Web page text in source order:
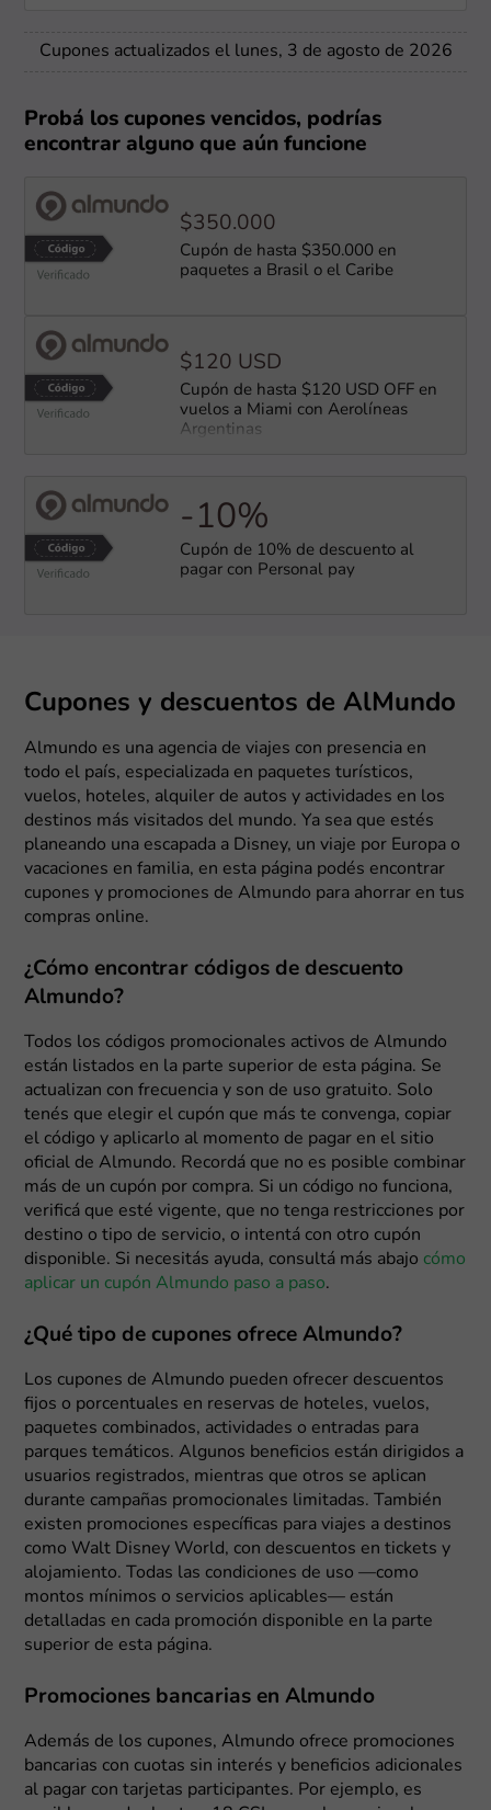
Cupones actualizados el lunes, 3 de agosto de 2026
Probá los cupones vencidos, podrías
encontrar alguno que aún funcione
$350.000
Cupón de hasta $350.000 en
paquetes a Brasil o el Caribe
$120 USD
Cupón de hasta $120 USD OFF en
vuelos a Miami con Aerolíneas
Argentinas
-10%
Cupón de 10% de descuento al
pagar con Personal pay
Cupones y descuentos de AlMundo
Almundo es una agencia de viajes con presencia en
todo el país, especializada en paquetes turísticos,
vuelos, hoteles, alquiler de autos y actividades en los
destinos más visitados del mundo. Ya sea que estés
planeando una escapada a Disney, un viaje por Europa o
vacaciones en familia, en esta página podés encontrar
cupones y promociones de Almundo para ahorrar en tus
compras online.
¿Cómo encontrar códigos de descuento
Almundo?
Todos los códigos promocionales activos de Almundo
están listados en la parte superior de esta página. Se
actualizan con frecuencia y son de uso gratuito. Solo
tenés que elegir el cupón que más te convenga, copiar
el código y aplicarlo al momento de pagar en el sitio
oficial de Almundo. Recordá que no es posible combinar
más de un cupón por compra. Si un código no funciona,
verificá que esté vigente, que no tenga restricciones por
destino o tipo de servicio, o intentá con otro cupón
disponible. Si necesitás ayuda, consultá más abajo cómo
aplicar un cupón Almundo paso a paso.
¿Qué tipo de cupones ofrece Almundo?
Los cupones de Almundo pueden ofrecer descuentos
fijos o porcentuales en reservas de hoteles, vuelos,
paquetes combinados, actividades o entradas para
parques temáticos. Algunos beneficios están dirigidos a
usuarios registrados, mientras que otros se aplican
durante campañas promocionales limitadas. También
existen promociones específicas para viajes a destinos
como Walt Disney World, con descuentos en tickets y
alojamiento. Todas las condiciones de uso —como
montos mínimos o servicios aplicables— están
detalladas en cada promoción disponible en la parte
superior de esta página.
Promociones bancarias en Almundo
Además de los cupones, Almundo ofrece promociones
bancarias con cuotas sin interés y beneficios adicionales
al pagar con tarjetas participantes. Por ejemplo, es